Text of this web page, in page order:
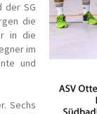
der SG
die
in die
im
und
Sechs